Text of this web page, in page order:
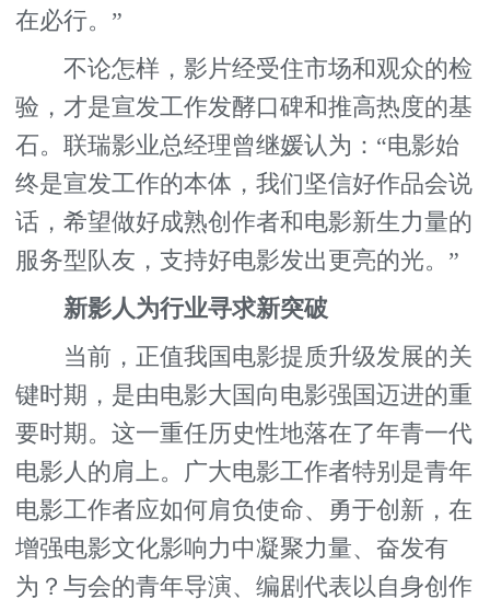
在必行。”
不论怎样，影片经受住市场和观众的检
验，才是宣发工作发酵口碑和推高热度的基
石。联瑞影业总经理曾继媛认为：“电影始
终是宣发工作的本体，我们坚信好作品会说
话，希望做好成熟创作者和电影新生力量的
服务型队友，支持好电影发出更亮的光。”
新影人为行业寻求新突破
当前，正值我国电影提质升级发展的关
键时期，是由电影大国向电影强国迈进的重
要时期。这一重任历史性地落在了年青一代
电影人的肩上。广大电影工作者特别是青年
电影工作者应如何肩负使命、勇于创新，在
增强电影文化影响力中凝聚力量、奋发有
为？与会的青年导演、编剧代表以自身创作